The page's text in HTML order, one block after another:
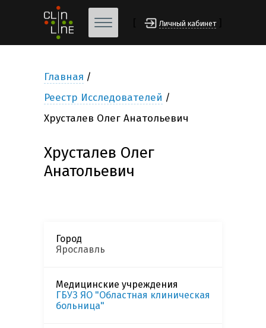
Личный кабинет
Главная
Реестр Исследователей
Хрусталев Олег Анатольевич
Хрусталев Олег
Анатольевич
Город
Ярославль
Медицинские учреждения
ГБУЗ ЯО "Областная клиническая
больница"